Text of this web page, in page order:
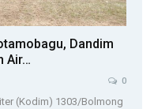
Dandim
Air…
0
(Kodim) 1303/Bolmong